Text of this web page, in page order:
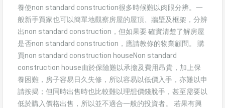
養使non standard construction很多時候難以肉眼分辨。一
般新手買家也可以簡單地觀察房屋的屋頂、牆壁及框架，分辨
出non standard construction，但如果要 確實清楚了解房屋
是否non standard construction，應請教你的物業顧問。 購
買non standard construction houseNon standard
construction house由於保險難以承擔及費用昂貴，加上保
養困難，房子容易日久失修，所以容易以低價入手，亦難以申
請按揭；但同時出售時也比較難以理想價錢脫手，甚至需要以
低於購入價格出售，所以並不適合一般的投資者。 若果有興